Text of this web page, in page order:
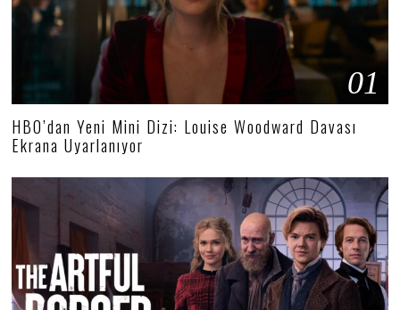
01
HBO’dan Yeni Mini Dizi: Louise Woodward Davası
Ekrana Uyarlanıyor